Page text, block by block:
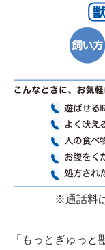
※通話料
「もっとぎゅっ